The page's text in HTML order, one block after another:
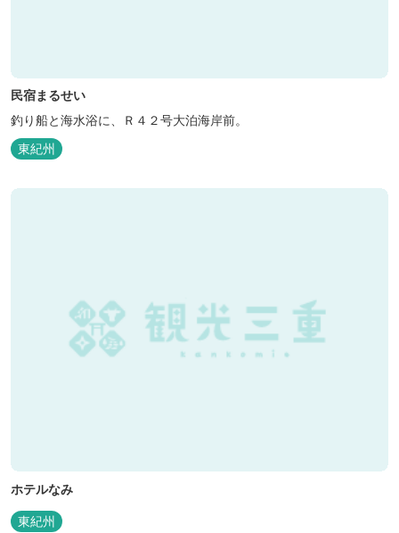
民宿まるせい
釣り船と海水浴に、Ｒ４２号大泊海岸前。
東紀州
ホテルなみ
東紀州